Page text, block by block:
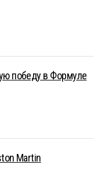
победу в Формуле
Martin